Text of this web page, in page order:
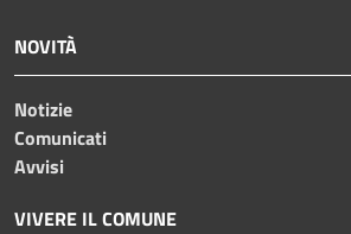
NOVITÀ
Notizie
Comunicati
Avvisi
VIVERE IL COMUNE